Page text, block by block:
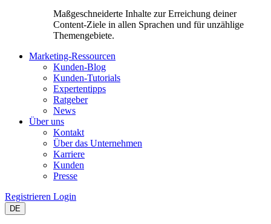
Maßgeschneiderte Inhalte zur Erreichung deiner
Content-Ziele in allen Sprachen und für unzählige
Themengebiete.
Marketing-Ressourcen
Kunden-Blog
Kunden-Tutorials
Expertentipps
Ratgeber
News
Über uns
Kontakt
Über das Unternehmen
Karriere
Kunden
Presse
Registrieren Login
DE